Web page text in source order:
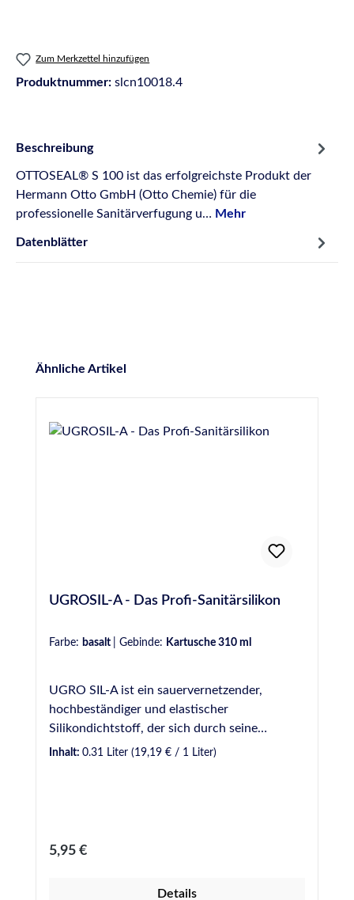
Zum Merkzettel hinzufügen
Produktnummer: slcn10018.4
Beschreibung
OTTOSEAL® S 100 ist das erfolgreichste Produkt der
Hermann Otto GmbH (Otto Chemie) für die
professionelle Sanitärverfugung u… Mehr
Datenblätter
Produktgalerie überspringen
Ähnliche Artikel
UGROSIL-A - Das Profi-Sanitärsilikon
Farbe: basalt Gebinde: Kartusche 310 ml
UGRO SIL-A ist ein sauervernetzender,
hochbeständiger und elastischer
Silikondichtstoff, der sich durch seine
Vielseitigkeit beim Einsatz in
auch in Bereichen mit höherer Beanspruchung
im Außenbereich, wie Schwimmbäder und
Inhalt: 0.31 Liter (19,19 € / 1 Liter)
Regulärer Preis:
5,95 €
Details